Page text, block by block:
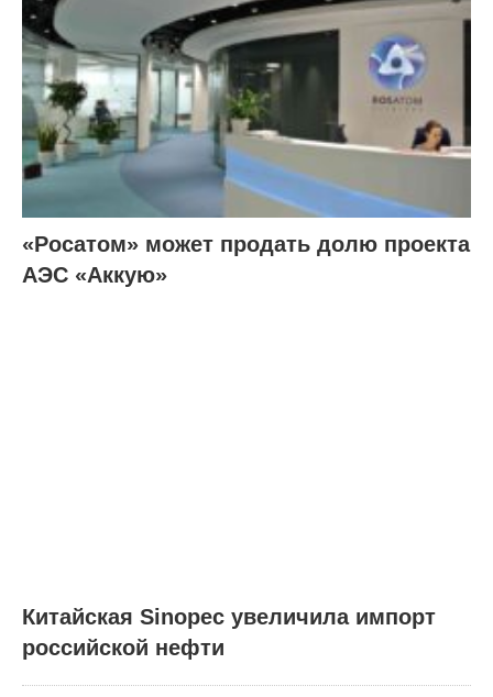
«Росатом» может продать долю проекта
АЭС «Аккую»
Китайская Sinopec увеличила импорт
российской нефти